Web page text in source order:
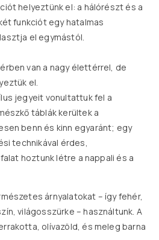
helyeztünk el: a hálórészt és a
funkciót egy hatalmas
el egymástól.
van a nagy élettérrel, de
el.
jegyeit vonultattuk fel a
táblák kerültek a
benn és kinn egyaránt; egy
technikával érdes,
hoztunk létre a nappali és a
árnyalatokat – így fehér,
világosszürke – használtunk. A
olívazöld, és meleg barna